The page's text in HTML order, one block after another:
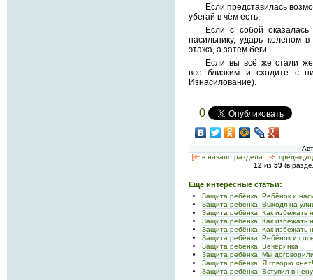
Если представилась
убегай в чём есть.
Если с собой
насильнику, ударь коленом
этажа, а затем беги.
Если вы всё же стали
все близким и сходите с
Изнасилование).
0
[<— в начало раздела <-
12 из 59(в
Ещё интересные статьи:
Защита ребёнка. Ребёнок и
Защита ребёнка. Выходя на
Защита ребёнка. Как избежать
Защита ребёнка. Как избежать
Защита ребёнка. Как избежать
Защита ребёнка. Ребёнок и
Защита ребёнка. Вечеринка
Защита ребёнка. Мы
Защита ребёнка. Я говорю
Защита ребёнка. Вступил в